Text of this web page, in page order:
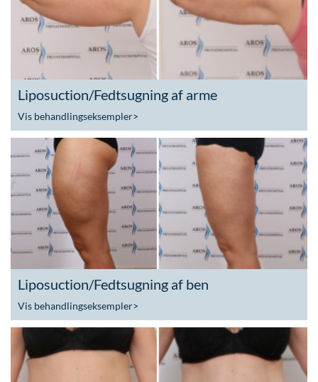
Liposuction/Fedtsugning af arme
Vis behandlingseksempler>
Liposuction/Fedtsugning af ben
Vis behandlingseksempler>